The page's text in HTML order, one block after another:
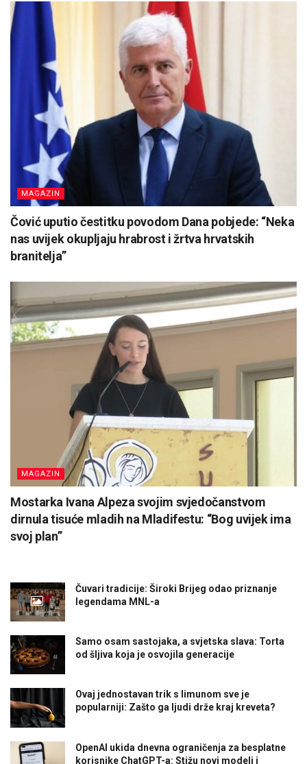
MAGAZIN
Čović uputio čestitku povodom Dana pobjede: “Neka
nas uvijek okupljaju hrabrost i žrtva hrvatskih
branitelja”
MAGAZIN
Mostarka Ivana Alpeza svojim svjedočanstvom
dirnula tisuće mladih na Mladifestu: “Bog uvijek ima
svoj plan”
Čuvari tradicije: Široki Brijeg odao priznanje
legendama MNL-a
Samo osam sastojaka, a svjetska slava: Torta
od šljiva koja je osvojila generacije
Ovaj jednostavan trik s limunom sve je
popularniji: Zašto ga ljudi drže kraj kreveta?
OpenAI ukida dnevna ograničenja za besplatne
korisnike ChatGPT-a: Stižu novi modeli i